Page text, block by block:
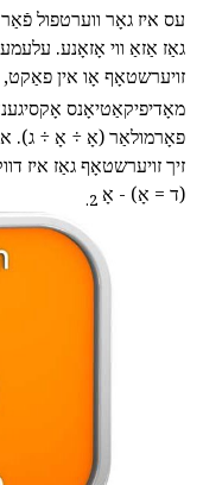
עס איז גאָר ווערטפול
גאַז אַזאַ ווי אָזאָנע.
זויערשטאָף אָו אין
מאָדיפיקאַטיאָנס
פאָרמולאַר (אָ ÷ אָ ÷ ג).
זיך זויערשטאָף גאַז איז
(ד = אָ) - אָ 2.